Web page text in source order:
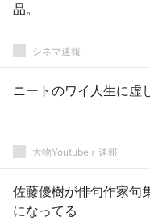
品。
シネマ速報
ニートのワイ人生に虚
大物Youtubeｒ速報
佐藤優樹が俳句作家句
になってる